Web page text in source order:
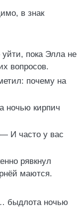
в знак
пока Элла не
вопросов.
почему на
ночью кирпич
И часто у вас
рявкнул
маются.
быдлота ночью